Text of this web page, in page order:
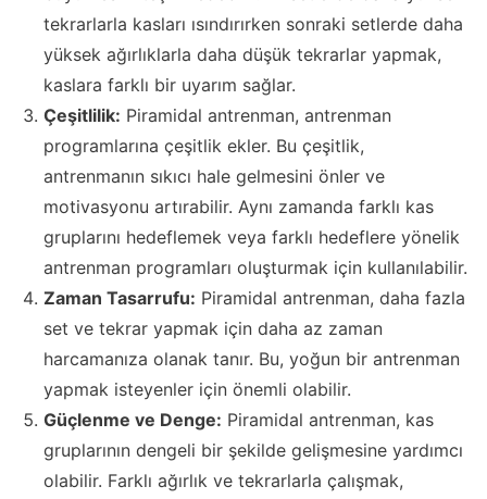
tekrarlarla kasları ısındırırken sonraki setlerde daha
yüksek ağırlıklarla daha düşük tekrarlar yapmak,
kaslara farklı bir uyarım sağlar.
Çeşitlilik: Piramidal antrenman, antrenman
programlarına çeşitlik ekler. Bu çeşitlik,
antrenmanın sıkıcı hale gelmesini önler ve
motivasyonu artırabilir. Aynı zamanda farklı kas
gruplarını hedeflemek veya farklı hedeflere yönelik
antrenman programları oluşturmak için kullanılabilir.
Zaman Tasarrufu: Piramidal antrenman, daha fazla
set ve tekrar yapmak için daha az zaman
harcamanıza olanak tanır. Bu, yoğun bir antrenman
yapmak isteyenler için önemli olabilir.
Güçlenme ve Denge: Piramidal antrenman, kas
gruplarının dengeli bir şekilde gelişmesine yardımcı
olabilir. Farklı ağırlık ve tekrarlarla çalışmak,